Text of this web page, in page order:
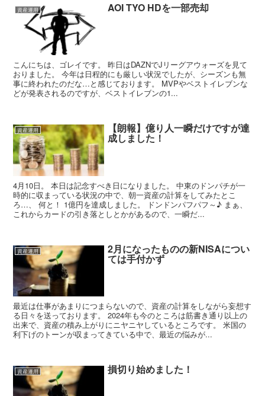
資産運用 AOI TYO HDを一部売却
こんにちは、ゴレイです。 昨日はDAZNでJリーグアウォーズを見て
おりました。 今年は日程的にも厳しい状況でしたが、シーズンも無
事に終われたのだな…と感じております。 MVPやベストイレブンな
どが発表されるのですが、ベストイレブンの1...
資産運用 【朗報】億り人一瞬だけですが達
成しました！
4月10日。 本日は記念すべき日になりました。 中東のドンパチが一
時的に収まっている状況の中で、朝一資産の計算をしてみたとこ
ろ…、 何と！ 1億円を達成しました。 ドンドンパフパフ～♪ まぁ、
これからカードの引き落としとかがあるので、一瞬だ...
資産運用 2月になったものの新NISAについ
ては手付かず
最近は仕事があまりにつまらないので、資産の計算をしながら妄想す
る日々を送っております。 2024年も今のところは筋書き通り以上の
出来で、資産の積み上がりにニヤニヤしているところです。 米国の
利下げのトーンが収まってきている中で、最近の悩みが...
資産運用 損切り始めました！